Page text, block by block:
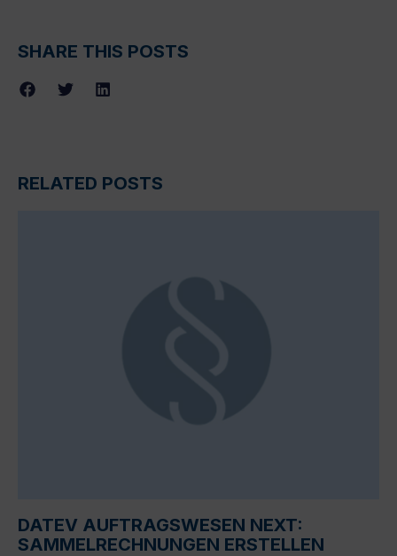
SHARE THIS POSTS
RELATED POSTS
DATEV AUFTRAGSWESEN NEXT:
SAMMELRECHNUNGEN ERSTELLEN